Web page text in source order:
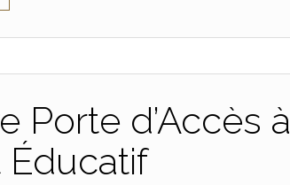
Porte d’Accès à
Éducatif